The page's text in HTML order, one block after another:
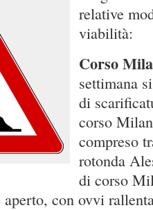
relative
viabilità:
Corso
settimana
di
corso
compreso
rotonda
di corso
con ovvi